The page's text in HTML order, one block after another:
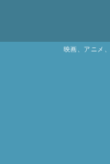
映画、アニメ